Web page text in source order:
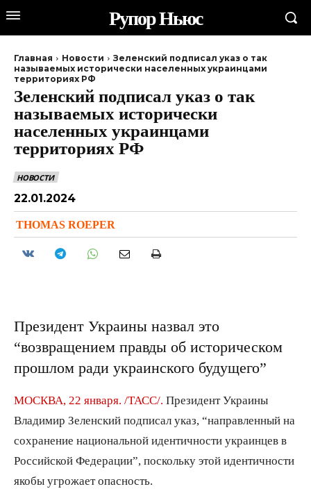
Рупор Ньюс
Главная Новости
Зеленский подписал указ о так
называемых исторически населенных украинцами
территориях РФ
Зеленский подписал указ о так
называемых исторически
населенных украинцами
территориях РФ
НОВОСТИ
22.01.2024
THOMAS ROEPER
Президент Украины назвал это
“возвращением правды об историческом
прошлом ради украинского будущего”
МОСКВА, 22 января. /ТАСС/. Президент Украины
Владимир Зеленский подписал указ, “направленный на
сохранение национальной идентичности украинцев в
Российской Федерации”, поскольку этой идентичности
якобы угрожает опасность.